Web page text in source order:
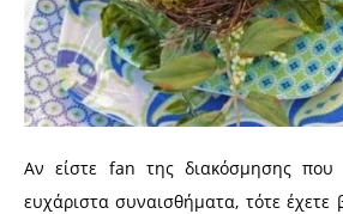
Αν είστε fan της διακόσμησης που
ευχάριστα συναισθήματα, τότε